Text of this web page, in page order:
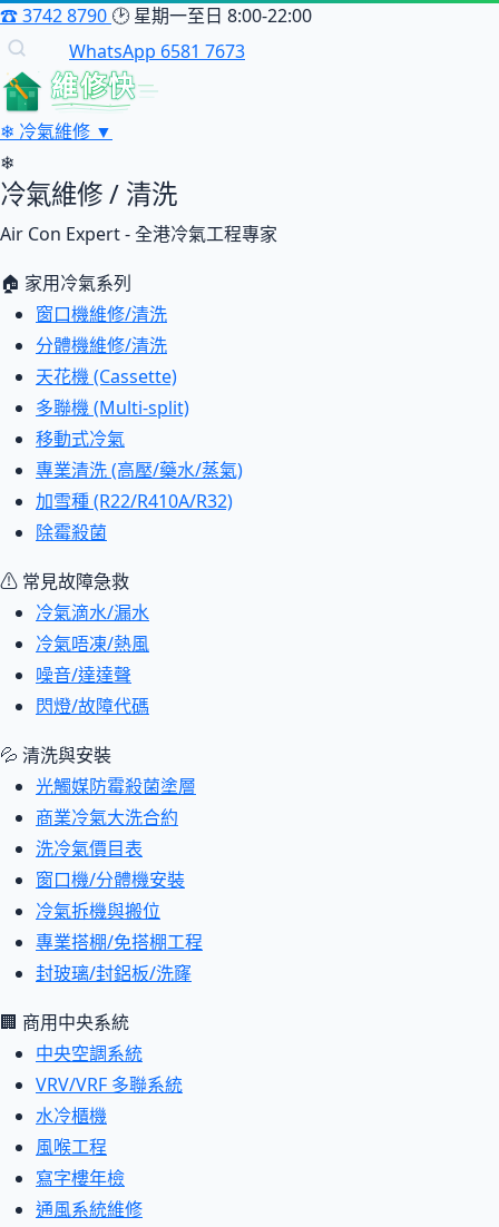
☎3742 8790 🕑 星期一至日 8:00-22:00
WhatsApp 6581 7673
維修快
❄ 冷氣維修 ▼
❄
冷氣維修 / 清洗
Air Con Expert - 全港冷氣工程專家
🏠 家用冷氣系列
窗口機維修/清洗
分體機維修/清洗
天花機 (Cassette)
多聯機 (Multi-split)
移動式冷氣
專業清洗 (高壓/藥水/蒸氣)
加雪種 (R22/R410A/R32)
除霉殺菌
⚠ 常見故障急救
冷氣滴水/漏水
冷氣唔凍/熱風
噪音/達達聲
閃燈/故障代碼
💦 清洗與安裝
光觸媒防霉殺菌塗層
商業冷氣大洗合約
洗冷氣價目表
窗口機/分體機安裝
冷氣拆機與搬位
專業搭棚/免搭棚工程
封玻璃/封鋁板/洗窿
🏢 商用中央系統
中央空調系統
VRV/VRF 多聯系統
水冷櫃機
風喉工程
寫字樓年檢
通風系統維修